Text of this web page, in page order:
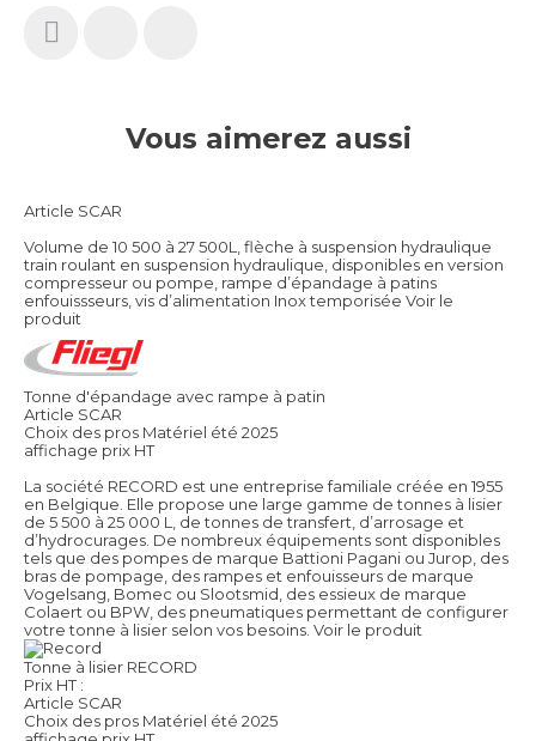
Vous aimerez aussi
Article SCAR
Volume de 10 500 à 27 500L, flèche à suspension hydraulique
train roulant en suspension hydraulique, disponibles en version
compresseur ou pompe, rampe d’épandage à patins
enfouissseurs, vis d’alimentation Inox temporisée Voir le
produit
Tonne d'épandage avec rampe à patin
Article SCAR
Choix des pros Matériel été 2025
affichage prix HT
La société RECORD est une entreprise familiale créée en 1955
en Belgique. Elle propose une large gamme de tonnes à lisier
de 5 500 à 25 000 L, de tonnes de transfert, d’arrosage et
d’hydrocurages. De nombreux équipements sont disponibles
tels que des pompes de marque Battioni Pagani ou Jurop, des
bras de pompage, des rampes et enfouisseurs de marque
Vogelsang, Bomec ou Slootsmid, des essieux de marque
Colaert ou BPW, des pneumatiques permettant de configurer
votre tonne à lisier selon vos besoins. Voir le produit
Tonne à lisier RECORD
Prix HT :
Article SCAR
Choix des pros Matériel été 2025